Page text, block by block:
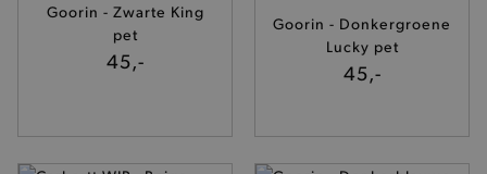
Goorin - Zwarte King
pet
45,-
Goorin - Donkergroene
Lucky pet
45,-
product-added-modal